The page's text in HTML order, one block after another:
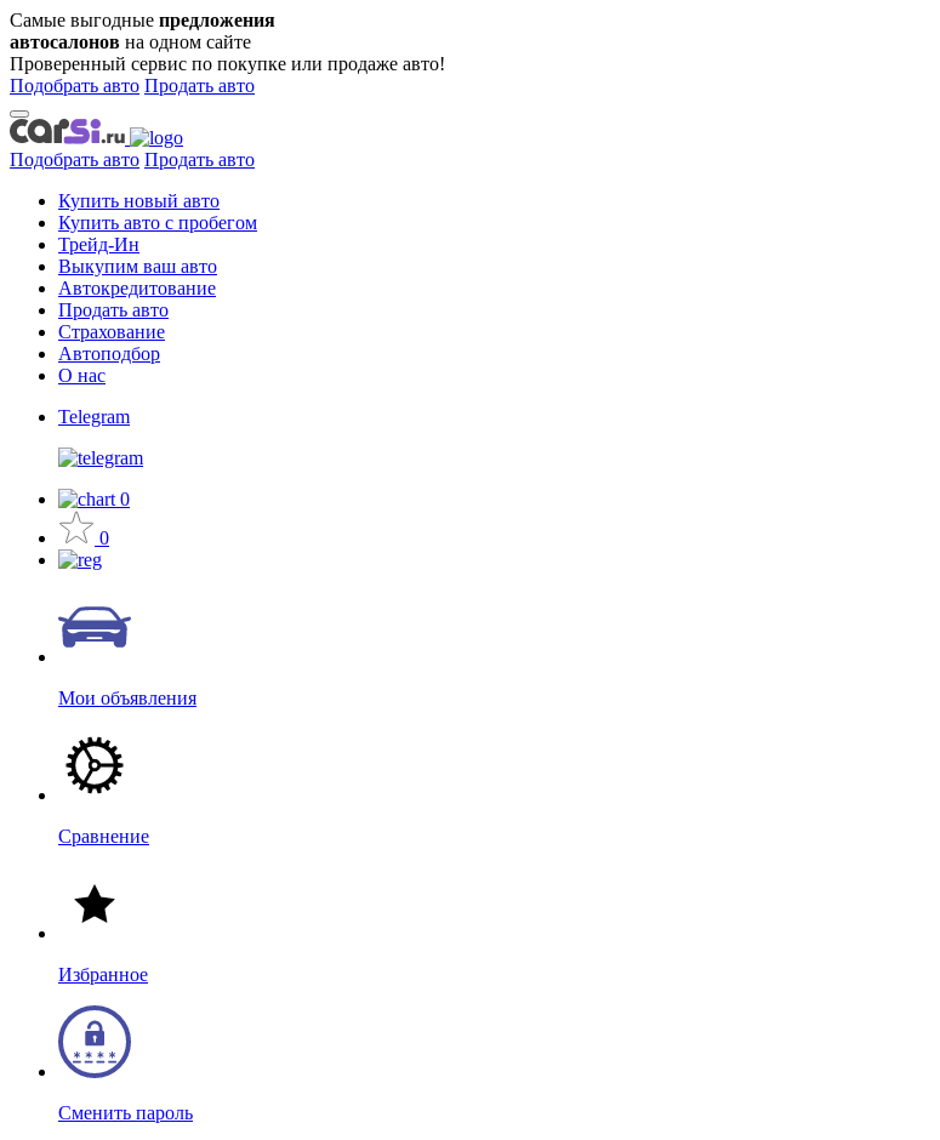
Самые выгодные предложения
автосалонов на одном сайте
Проверенный сервис по покупке или продаже авто!
Подобрать авто Продать авто
Подобрать авто Продать авто
Купить новый авто
Купить авто с пробегом
Трейд-Ин
Выкупим ваш авто
Автокредитование
Продать авто
Страхование
Автоподбор
О нас
Telegram
0
0
Мои объявления
Сравнение
Избранное
Сменить пароль